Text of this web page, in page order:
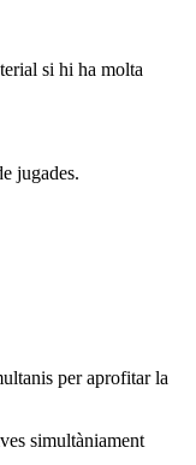
si hi ha molta
jugades.
per aprofitar la
simultàniament